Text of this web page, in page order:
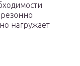
нагружает